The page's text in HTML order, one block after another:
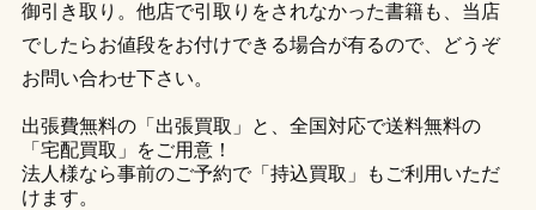
御引き取り。他店で引取りをされなかった書籍も、当店
でしたらお値段をお付けできる場合が有るので、どうぞ
お問い合わせ下さい。
出張費無料の「出張買取」と、全国対応で送料無料の
「宅配買取」をご用意！
法人様なら事前のご予約で「持込買取」もご利用いただ
けます。